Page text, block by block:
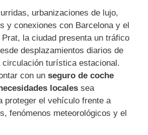
urbanizaciones de lujo,
y conexiones con Barcelona y el
la ciudad presenta un tráfico
desplazamientos diarios de
circulación turística estacional.
con un seguro de coche
locales sea
proteger el vehículo frente a
fenómenos meteorológicos y el